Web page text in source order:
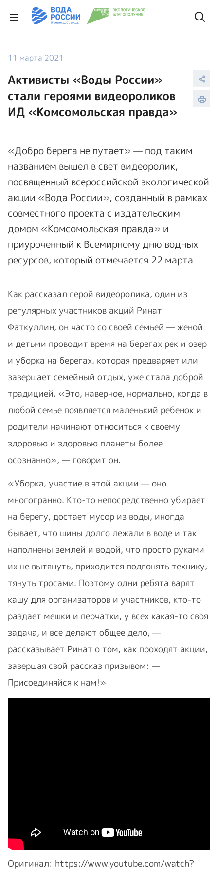
11 марта 2021
Активисты «Воды России»
стали героями видеороликов
ИД «Комсомольская правда»
«Добро берега не путает» — под таким
названием вышел в свет видеоролик,
посвященный всероссийской экологической
акции «Вода России», созданный в рамках
совместного проекта с издательским
домом «Комсомольская правда» и
приуроченный к Всемирному дню водных
ресурсов, который отмечается 22 марта
Как рассказал герой видеоролика, один из
регулярных участников акций Ринат
Фаткуллин, он часто со своей семьей — женой
и детьми проводит время на берегах рек и озер
и уборка на берегах, которая предваряет или
завершает семейный отдых, уже стала доброй
традицией. «Это, наверное, нормально, когда в
любой семье появляется маленький ребенок и
родители начинают относиться к своему
здоровью и здоровью планеты более
осознанно», — говорит он.
«Уборка, участие в этой акции — оно
многогранно. Кто-то непосредственно убирает
на берегу, достает мусор из воды, иногда
бывает, что шины долго лежали в воде и так
наполнены землей и водой, что просто руками
их не вытянуть, приходится подгонять технику,
тянуть тросами. Поэтому одни ребята варят
кашу для организаторов и участников, кто-то
раздает мешки и перчатки, у всех какая-то своя
задача, и все делают общее дело, —
рассказывает Ринат о том, как проходят акции,
завершая свой рассказ призывом: —
Присоединяйся к нам!»
Оригинал: https://www.youtube.com/watch?